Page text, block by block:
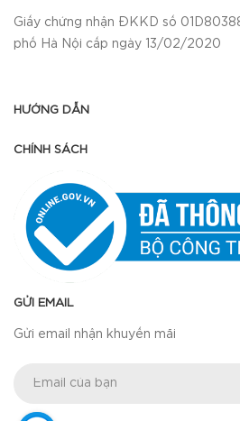
Giấy chứng nhận ĐKKD số
phố Hà Nội cấp ngày 13/02/2020
HƯỚNG DẪN
CHÍNH SÁCH
GỬI EMAIL
Gửi email nhận khuyến mãi